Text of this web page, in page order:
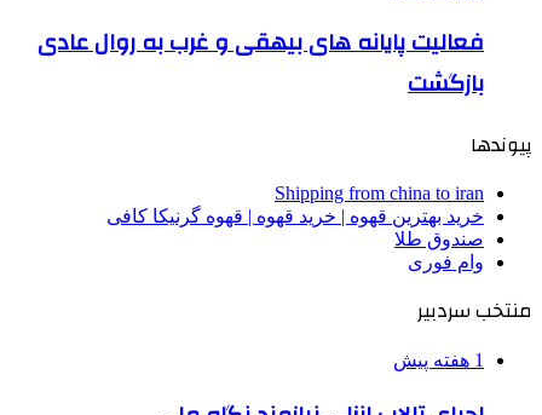
فعالیت پایانه های بیهقی و غرب به روال عادی
بازگشت
پیوندها
Shipping from china to iran
خرید بهترین قهوه | خرید قهوه | قهوه گرنیکا کافی
صندوق طلا
وام فوری
منتخب سردبیر
1 هفته پیش